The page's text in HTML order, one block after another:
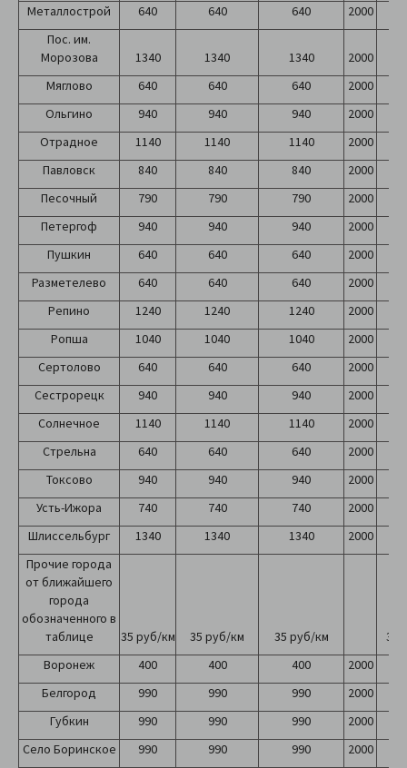
Металлострой
640 640 640 2000
Пос. им.
Морозова
1340 1340 1340 2000
Мяглово
640 640 640 2000
Ольгино
940 940 940 2000
Отрадное
1140 1140 1140 2000
Павловск
840 840 840 2000
Песочный
790 790 790 2000
Петергоф
940 940 940 2000
Пушкин
640 640 640 2000
Разметелево
640 640 640 2000
Репино
1240 1240 1240 2000
Ропша
1040 1040 1040 2000
Сертолово
640 640 640 2000
Сестрорецк
940 940 940 2000
Солнечное
1140 1140 1140 2000
Стрельна
640 640 640 2000
Токсово
940 940 940 2000
Усть-Ижора
740 740 740 2000
Шлиссельбург
1340 1340 1340 2000
Прочие города
от ближайшего
города
обозначенного в
таблице
35 руб/км 35 руб/км 35 руб/км
35
Воронеж
400 400 400 2000
Белгород
990 990 990 2000
Губкин
990 990 990 2000
Село Боринское
990 990 990 2000